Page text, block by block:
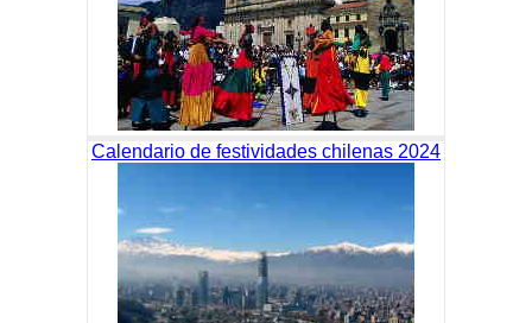
Calendario de festividades chilenas 2024